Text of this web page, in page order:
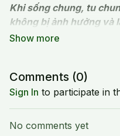
Khi sống chung, tu
không bị ảnh hưởng và
mình?
Comments (0)
Sign In to participate in
No comments yet